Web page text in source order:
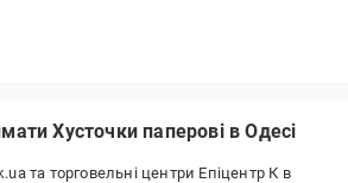
Хусточки паперові в Одесі
та торговельні центри Епіцентр К в